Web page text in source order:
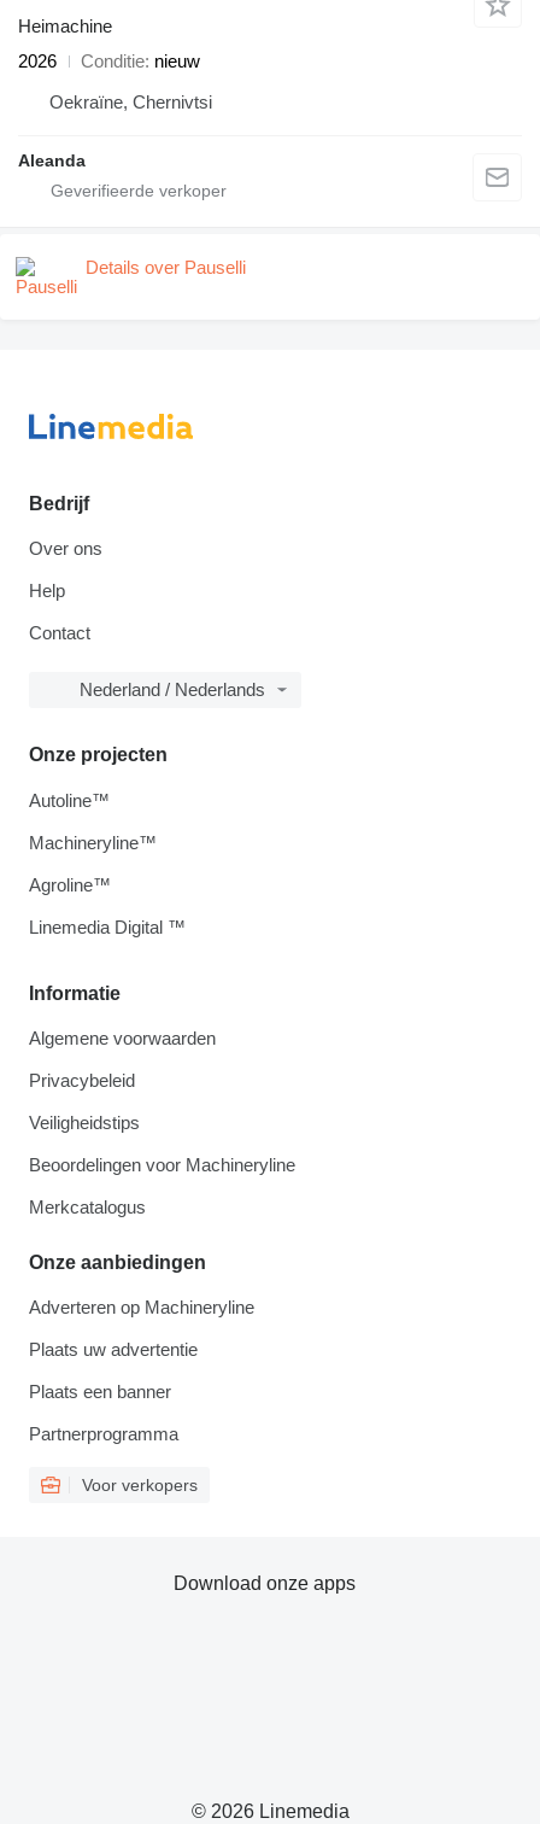
Heimachine
2026
Conditie nieuw
Oekraïne, Chernivtsi
Aleanda
Details over Pauselli
Bedrijf
Over ons
Help
Contact
Nederland / Nederlands
Informatie
Algemene voorwaarden
Privacybeleid
Veiligheidstips
Beoordelingen voor Machineryline
Merkcatalogus
Onze aanbiedingen
Adverteren op Machineryline
Plaats uw advertentie
Plaats een banner
Partnerprogramma
Voor verkopers
Onze projecten
Autoline™
Machineryline™
Agroline™
Linemedia Digital ™
© 2026 Linemedia
Download onze apps